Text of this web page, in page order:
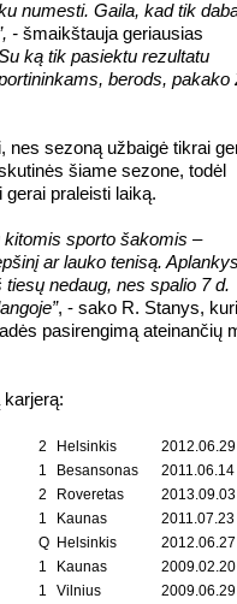
numesti. Gaila, kad tik
- šmaikštauja geriausias
ką tik pasiektu rezultatu
berods, pakako
nes sezoną užbaigė tikrai
šiame sezone, todėl
praleisti laiką.
kitomis sporto šakomis –
ar lauko tenisą.
nedaug, nes spalio 7 d.
, - sako R. Stanys,
pasirengimą ateinančių
2 Helsinkis
2012.06.29
1 Besansonas
2011.06.14
2 Roveretas
2013.09.03
1 Kaunas
2011.07.23
Q Helsinkis
2012.06.27
1 Kaunas
2009.02.20
1 Vilnius
2009.06.29